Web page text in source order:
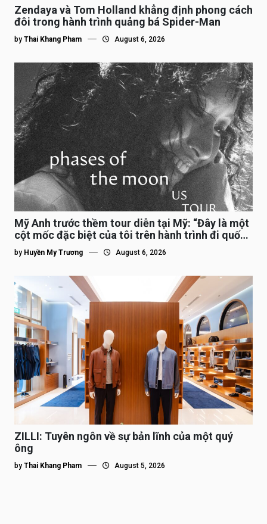
Zendaya và Tom Holland khẳng định phong cách
đôi trong hành trình quảng bá Spider-Man
by Thai Khang Pham August 6, 2026
Mỹ Anh trước thềm tour diễn tại Mỹ: “Đây là một
cột mốc đặc biệt của tôi trên hành trình đi quốc
tế”
by Huyền My Trương August 6, 2026
ZILLI: Tuyên ngôn về sự bản lĩnh của một quý
ông
by Thai Khang Pham August 5, 2026